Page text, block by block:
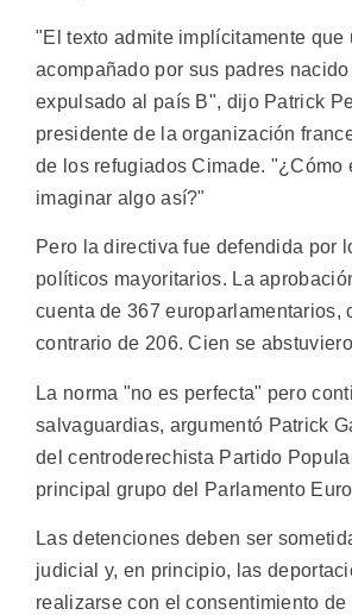
"El texto admite implícitamente que
acompañado por sus padres
expulsado al país B", dijo Patrick
presidente de la organización
de los refugiados Cimade. "¿Cómo
imaginar algo así?"
Pero la directiva fue defendida por
políticos mayoritarios. La
cuenta de 367 europarlamentarios,
contrario de 206. Cien se
La norma "no es perfecta" pero
salvaguardias, argumentó Patrick
del centroderechista Partido
principal grupo del Parlamento
Las detenciones deben ser
judicial y, en principio, las
realizarse con el consentimiento de